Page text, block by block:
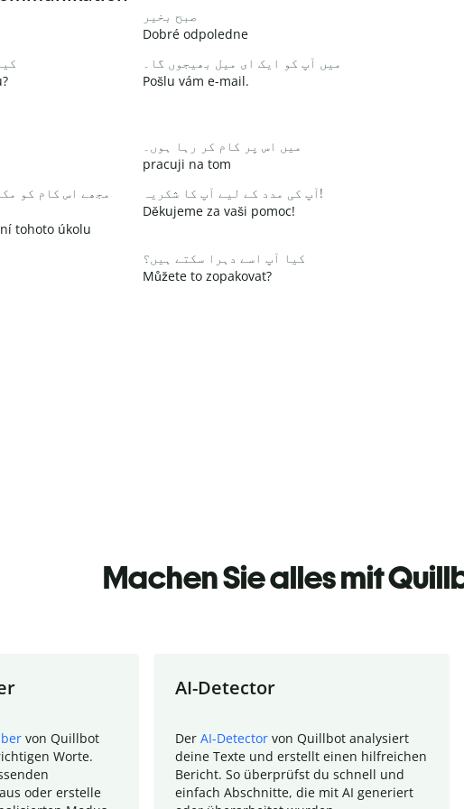
صبح بخیر
Dobré odpoledne
میں آپ کو ایک ای میل بھیجوں گا۔
Pošlu vám e-mail.
میں اس پر کام کر رہا ہوں۔
pracuji na tom
مجھے اس کام کو
tohoto úkolu
آپ کی مدد کے لیے آپ کا شکریہ!
Děkujeme za vaši pomoc!
کیا آپ اسے دہرا سکتے ہیں؟
Můžete to zopakovat?
Machen Sie alles mit
von Quillbot
Worte.
oder erstelle
AI-Detector
Der AI-Detector von Quillbot analysiert
deine Texte und erstellt einen hilfreichen
Bericht. So überprüfst du schnell und
einfach Abschnitte, die mit AI generiert